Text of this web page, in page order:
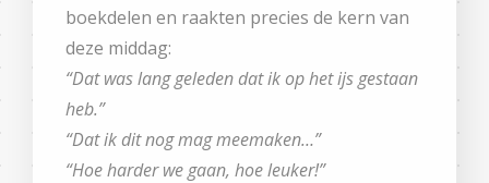
boekdelen en raakten precies de kern van
deze middag:
“Dat was lang geleden dat ik op het ijs gestaan
heb.”
“Dat ik dit nog mag meemaken…”
“Hoe harder we gaan, hoe leuker!”